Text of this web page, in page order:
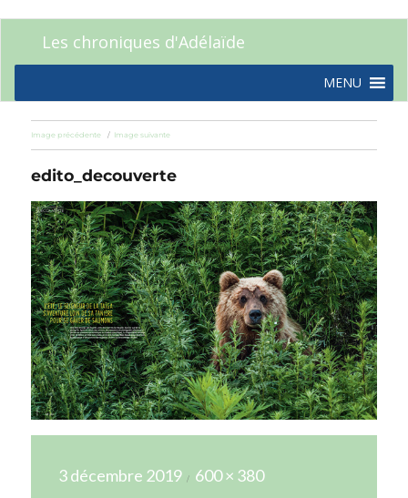
Les chroniques d'Adélaïde
MENU
Image précédente Image suivante
edito_decouverte
le
3 décembre 2019
réelle
600 × 380